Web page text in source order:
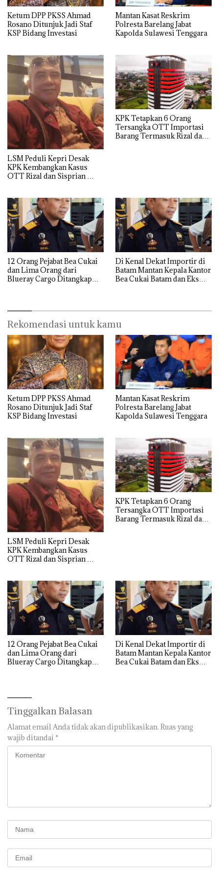
Ketum DPP PKSS Ahmad
Rosano Ditunjuk Jadi Staf
KSP Bidang Investasi
Mantan Kasat Reskrim
Polresta Barelang Jabat
Kapolda Sulawesi Tenggara
LSM Peduli Kepri Desak
KPK Kembangkan Kasus
OTT Rizal dan Sisprian
KPK Tetapkan 6 Orang
Tersangka OTT Importasi
Barang Termasuk Rizal dan
12 Orang Pejabat Bea Cukai
dan Lima Orang dari
Blueray Cargo Ditangkap
Di Kenal Dekat Importir di
Batam Mantan Kepala Kantor
Bea Cukai Batam dan Eks
Rekomendasi untuk kamu
Ketum DPP PKSS Ahmad
Rosano Ditunjuk Jadi Staf
KSP Bidang Investasi
Mantan Kasat Reskrim
Polresta Barelang Jabat
Kapolda Sulawesi Tenggara
LSM Peduli Kepri Desak
KPK Kembangkan Kasus
OTT Rizal dan Sisprian
KPK Tetapkan 6 Orang
Tersangka OTT Importasi
Barang Termasuk Rizal dan
12 Orang Pejabat Bea Cukai
dan Lima Orang dari
Blueray Cargo Ditangkap
Di Kenal Dekat Importir di
Batam Mantan Kepala Kantor
Bea Cukai Batam dan Eks
Tinggalkan Balasan
Alamat email Anda tidak akan dipublikasikan. Ruas yang
wajib ditandai *